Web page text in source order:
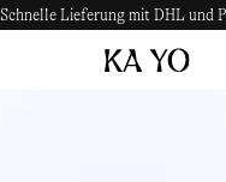
Schnelle Lieferung mit DHL und